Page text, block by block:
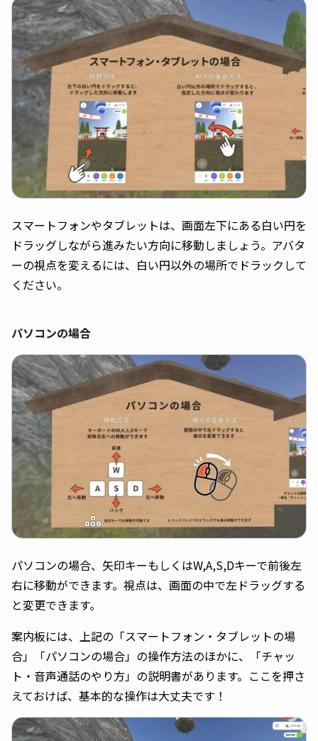
スマートフォンやタブレットは、画面左下にある白い円を
ドラッグしながら進みたい方向に移動しましょう。アバタ
ーの視点を変えるには、白い円以外の場所でドラックして
ください。
パソコンの場合
パソコンの場合、矢印キーもしくはW,A,S,Dキーで前後左
右に移動ができます。視点は、画面の中で左ドラッグする
と変更できます。
案内板には、上記の「スマートフォン・タブレットの場
合」「パソコンの場合」の操作方法のほかに、「チャッ
ト・音声通話のやり方」の説明書があります。ここを押さ
えておけば、基本的な操作は大丈夫です！